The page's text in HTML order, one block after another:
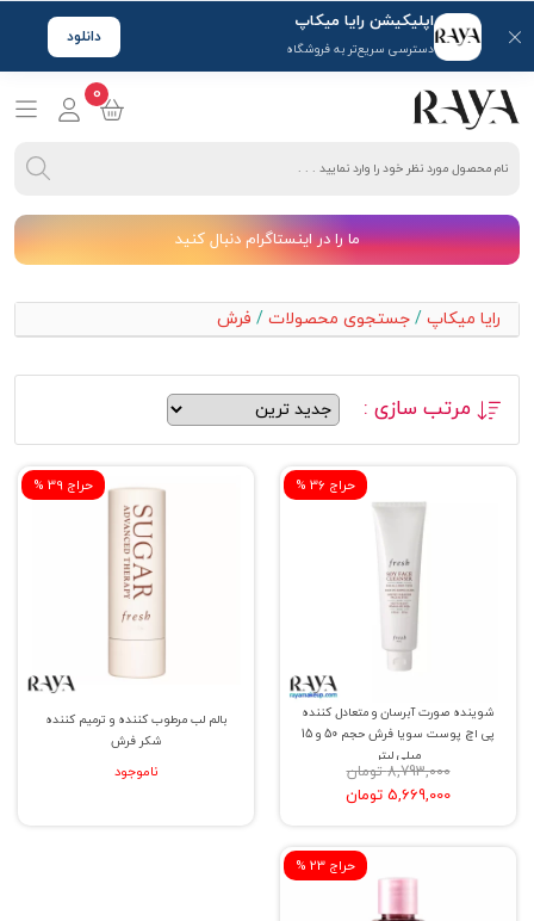
اپلیکیشن رایا میکاپ
دسترسی سریع‌تر به فروشگاه
دانلود
0
ما را در اینستاگرام دنبال کنید
رایا میکاپ / جستجوی محصولات / فرش
مرتب سازی :
% حراج 36
شوینده صورت آبرسان و متعادل کننده
پی اچ پوست سویا فرش حجم 50 و 15
میلی لیتر
8,793,000 تومان
5,669,000 تومان
% حراج 39
بالم لب مرطوب کننده و ترمیم کننده
شکر فرش
ناموجود
% حراج 23